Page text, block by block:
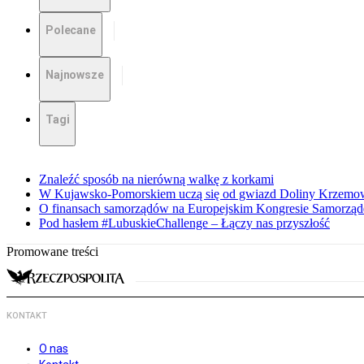
Polecane
Najnowsze
Tagi
Znaleźć sposób na nierówną walkę z korkami
W Kujawsko-Pomorskiem uczą się od gwiazd Doliny
O finansach samorządów na Europejskim Kongresie
Pod hasłem #LubuskieChallenge – Łączy nas przyszłość
Promowane treści
KONTAKT
O nas